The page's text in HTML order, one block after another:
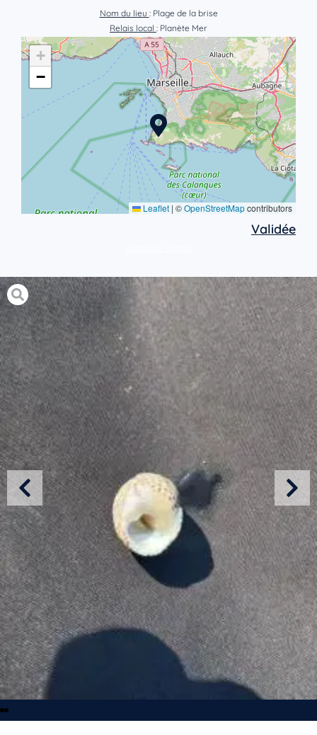
Nom du lieu : Plage de la brise
Relais local : Planète Mer
+
−
Leaflet | ©OpenStreetMapcontributors
Validée